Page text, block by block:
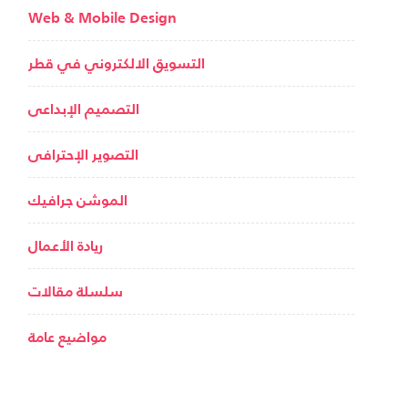
Web & Mobile Design
التسويق الالكتروني في قطر
التصميم الإبداعى
التصوير الإحترافى
الموشن جرافيك
ريادة الأعمال
سلسلة مقالات
مواضيع عامة